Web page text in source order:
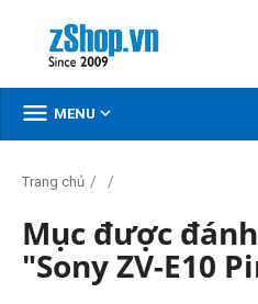
 MENU 
Trang chủ / /
Mục được
"Sony ZV-E10